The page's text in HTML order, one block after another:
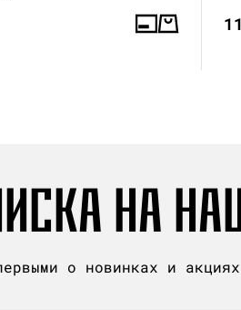
НА
о новинках и акциях